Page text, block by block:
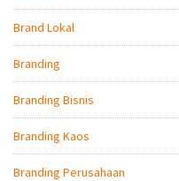
Brand Lokal
Branding
Branding Bisnis
Branding Kaos
Branding Perusahaan